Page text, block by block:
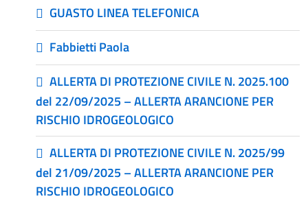
GUASTO LINEA TELEFONICA
Fabbietti Paola
ALLERTA DI PROTEZIONE CIVILE N. 2025.100
del 22/09/2025 – ALLERTA ARANCIONE PER
RISCHIO IDROGEOLOGICO
ALLERTA DI PROTEZIONE CIVILE N. 2025/99
del 21/09/2025 – ALLERTA ARANCIONE PER
RISCHIO IDROGEOLOGICO